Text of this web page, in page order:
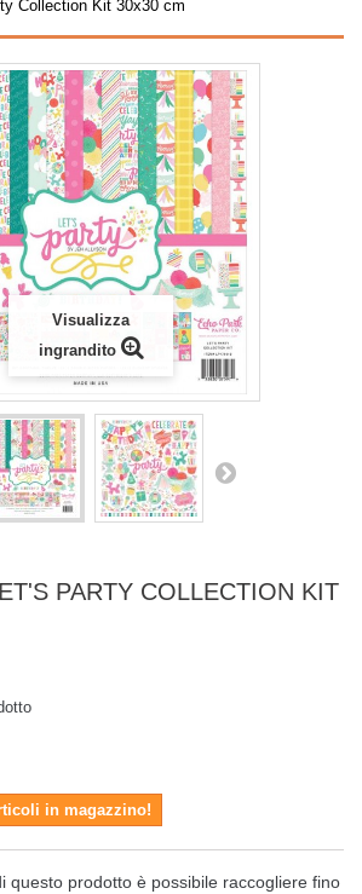
Collection Kit 30x30 cm
Visualizza
ingrandito
PARTY COLLECTION KIT
in magazzino!
questo prodotto è possibile raccogliere fino